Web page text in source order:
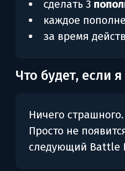
сделать 3
каждое
за время
Что будет, если
Ничего страшного.
Просто не
следующий Battle